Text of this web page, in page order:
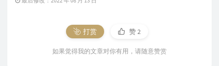
打赏 赞2
如果觉得我的文章对你有用，请随意赞赏